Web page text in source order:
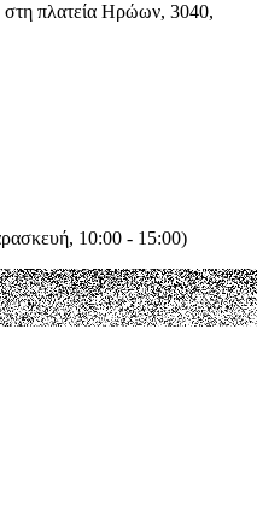
πλατεία Ηρώων, 3040,
10:00 - 15:00)